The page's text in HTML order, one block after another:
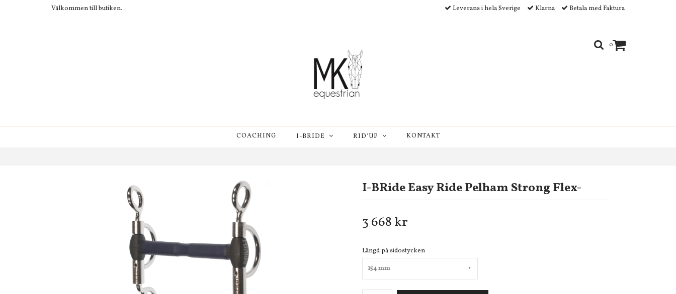
Välkommen till butiken. Leverans i hela Sverige Klarna Betala med Faktura
0
COACHING I-BRIDE RID'UP KONTAKT
I-BRide Easy Ride Pelham Strong Flex-
3 668 kr
Längd på sidostycken
154 mm